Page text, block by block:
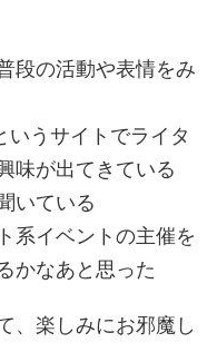
段の活動や表情をみ
いうサイトでライタ
味が出てきている
いている
系イベントの主催を
かなあと思った
、楽しみにお邪魔し